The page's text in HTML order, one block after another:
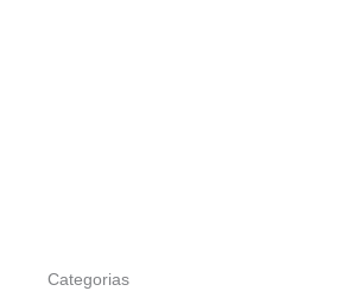
Categorias